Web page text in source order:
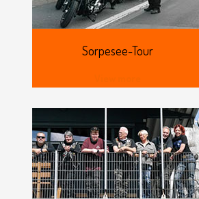
Sorpesee-Tour